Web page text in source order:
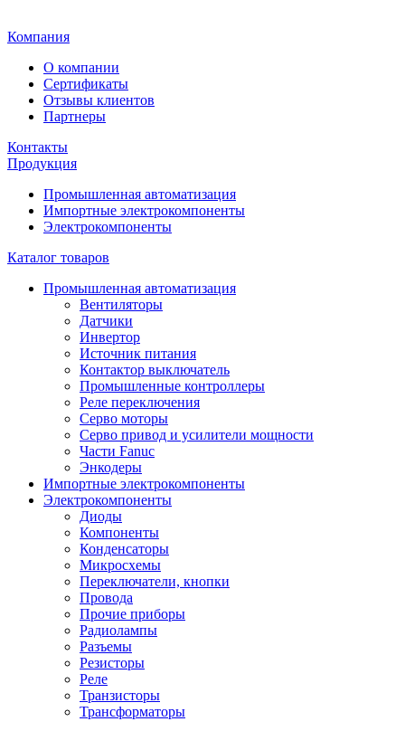
Компания
О компании
Сертификаты
Отзывы клиентов
Партнеры
Контакты
Продукция
Промышленная автоматизация
Импортные электрокомпоненты
Электрокомпоненты
Каталог товаров
Промышленная автоматизация
Вентиляторы
Датчики
Инвертор
Источник питания
Контактор выключатель
Промышленные контроллеры
Реле переключения
Серво моторы
Серво привод и усилители мощности
Части Fanuc
Энкодеры
Импортные электрокомпоненты
Электрокомпоненты
Диоды
Компоненты
Конденсаторы
Микросхемы
Переключатели, кнопки
Провода
Прочие приборы
Радиолампы
Разъемы
Резисторы
Реле
Транзисторы
Трансформаторы